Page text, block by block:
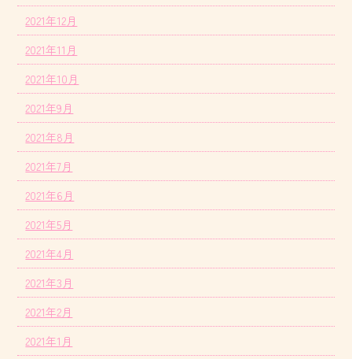
2021年12月
2021年11月
2021年10月
2021年9月
2021年8月
2021年7月
2021年6月
2021年5月
2021年4月
2021年3月
2021年2月
2021年1月